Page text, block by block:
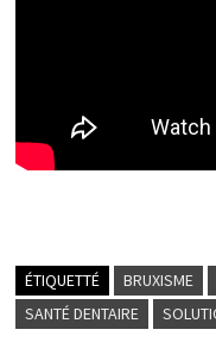
ÉTIQUETTÉ BRUXISME
SANTÉ DENTAIRE